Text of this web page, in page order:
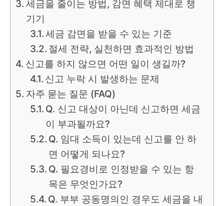
세금을 줄이는 방법, 감면 혜택 제대로 챙
기기
세금 감면을 받을 수 있는 기준
절세 전략, 실천하면 효과적인 방법
신고를 하지 않으면 어떤 일이 생길까?
신고 누락 시 발생하는 문제
자주 묻는 질문 (FAQ)
Q. 신고 대상이 아닌데 신고하면 세금
이 부과될까요?
Q. 임대 소득이 있는데 신고를 안 하
면 어떻게 되나요?
Q. 필요경비로 인정받을 수 있는 항
목은 무엇인가요?
Q. 부부 공동명의인 경우도 세금을 내